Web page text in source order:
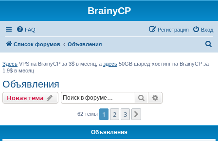
BrainyCP
FAQ Вход
Регистрация
Список форумов Объявления
Здесь VPS на BrainyCP за 3$ в месяц, а здесь 50GB шаред-хостинг на BrainyCP за
1.9$ в месяц
Объявления
Новая тема Поиск
62 темы 1 2 3
Объявления